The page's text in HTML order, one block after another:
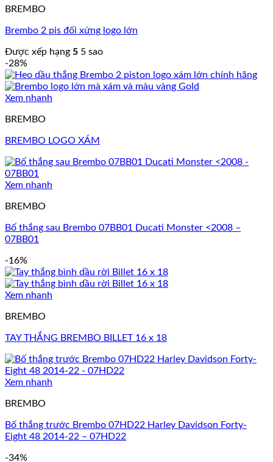
BREMBO
Brembo 2 pis đối xứng logo lớn
Được xếp hạng 5 5 sao
-28%
Xem nhanh
BREMBO
BREMBO LOGO XÁM
Xem nhanh
BREMBO
Bố thắng sau Brembo 07BB01 Ducati Monster <2008 –
07BB01
-16%
Xem nhanh
BREMBO
TAY THẮNG BREMBO BILLET 16 x 18
Xem nhanh
BREMBO
Bố thắng trước Brembo 07HD22 Harley Davidson Forty-
Eight 48 2014-22 – 07HD22
-34%